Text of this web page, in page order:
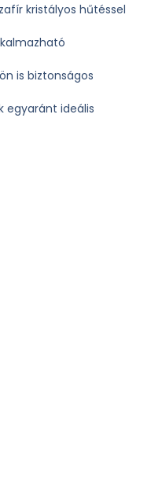
kristályos hűtéssel
is biztonságos
egyaránt ideális